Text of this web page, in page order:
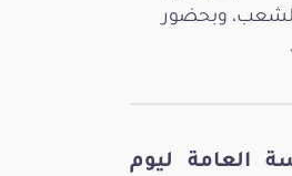
وبحضور
العامة ليوم